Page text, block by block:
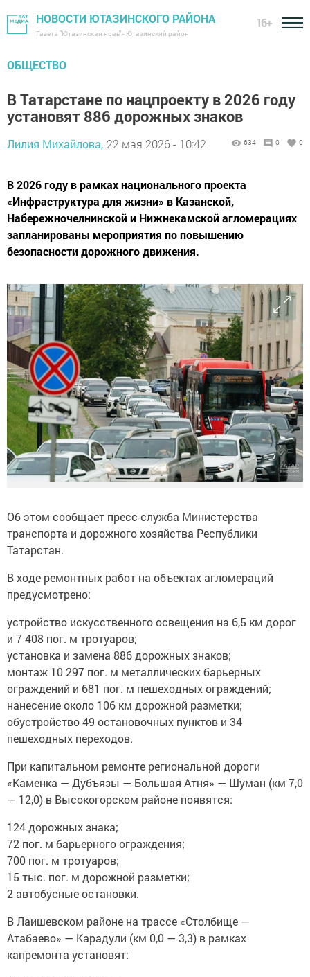
НОВОСТИ ЮТАЗИНСКОГО РАЙОНА
Газета "Ютазинская новь" - Ютазинский район
16+
ОБЩЕСТВО
В Татарстане по нацпроекту в 2026 году
установят 886 дорожных знаков
Лилия Михайлова, 22 мая 2026 - 10:42 634 0 0
В 2026 году в рамках национального проекта
«Инфраструктура для жизни» в Казанской,
Набережночелнинской и Нижнекамской агломерациях
запланированы мероприятия по повышению
безопасности дорожного движения.
Об этом сообщает пресс-служба Министерства
транспорта и дорожного хозяйства Республики
Татарстан.
В ходе ремонтных работ на объектах агломераций
предусмотрено:
устройство искусственного освещения на 6,5 км дорог
и 7 408 пог. м тротуаров;
установка и замена 886 дорожных знаков;
монтаж 10 297 пог. м металлических барьерных
ограждений и 681 пог. м пешеходных ограждений;
нанесение около 106 км дорожной разметки;
обустройство 49 остановочных пунктов и 34
пешеходных переходов.
При капитальном ремонте региональной дороги
«Каменка — Дубъязы — Большая Атня» — Шуман (км 7,0
— 12,0) в Высокогорском районе появятся:
124 дорожных знака;
72 пог. м барьерного ограждения;
700 пог. м тротуаров;
15 тыс. пог. м дорожной разметки;
2 автобусные остановки.
В Лаишевском районе на трассе «Столбище —
Атабаево» — Карадули (км 0,0 — 3,3) в рамках
капремонта установят: